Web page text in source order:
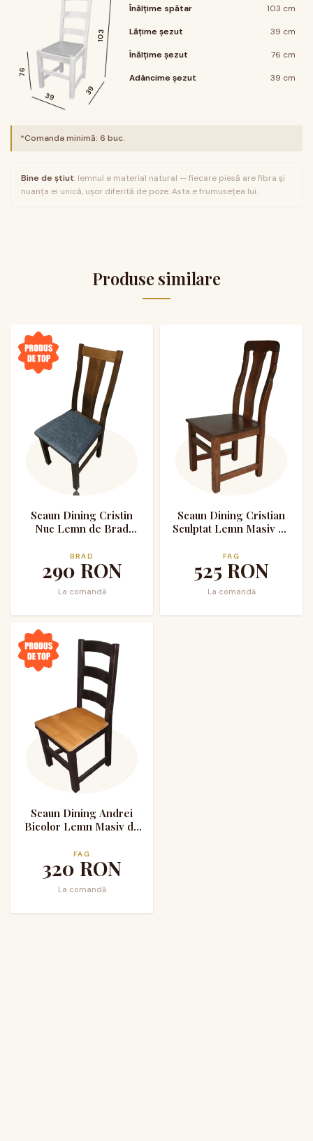
39
103
39
76
Înălțime spătar 103 cm
Lățime șezut 39 cm
Înălțime șezut 76 cm
Adâncime șezut 39 cm
*Comanda minimă: 6 buc.
Bine de știut: lemnul e material natural — fiecare piesă are fibra și
nuanța ei unică, ușor diferită de poze. Asta e frumusețea lui.
Produse similare
Scaun Dining Cristin
Nuc Lemn de Brad
BRAD
290 RON
La comandă
Scaun Dining Cristian
Sculptat Lemn Masiv de
FAG
525 RON
La comandă
Scaun Dining Andrei
Bicolor Lemn Masiv de
FAG
320 RON
La comandă